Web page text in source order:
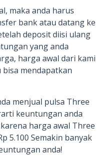
maka anda harus
bank atau datang ke
deposit diisi ulang
yang anda
harga awal dari kami
mendapatkan
menjual pulsa Three
keuntungan anda
harga awal Three
5.100 Semakin banyak
anda!